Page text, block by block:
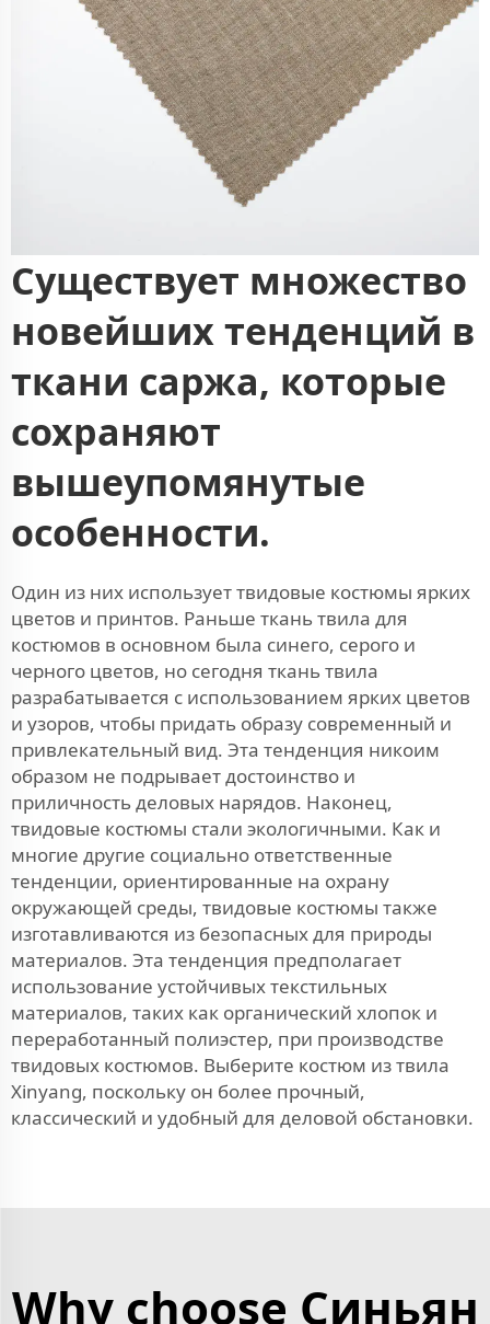
Существует множество
новейших тенденций в
ткани саржа, которые
сохраняют
вышеупомянутые
особенности.
Один из них использует твидовые костюмы ярких
цветов и принтов. Раньше ткань твила для
костюмов в основном была синего, серого и
черного цветов, но сегодня ткань твила
разрабатывается с использованием ярких цветов
и узоров, чтобы придать образу современный и
привлекательный вид. Эта тенденция никоим
образом не подрывает достоинство и
приличность деловых нарядов. Наконец,
твидовые костюмы стали экологичными. Как и
многие другие социально ответственные
тенденции, ориентированные на охрану
окружающей среды, твидовые костюмы также
изготавливаются из безопасных для природы
материалов. Эта тенденция предполагает
использование устойчивых текстильных
материалов, таких как органический хлопок и
переработанный полиэстер, при производстве
твидовых костюмов. Выберите костюм из твила
Xinyang, поскольку он более прочный,
классический и удобный для деловой обстановки.
Why choose Синьян